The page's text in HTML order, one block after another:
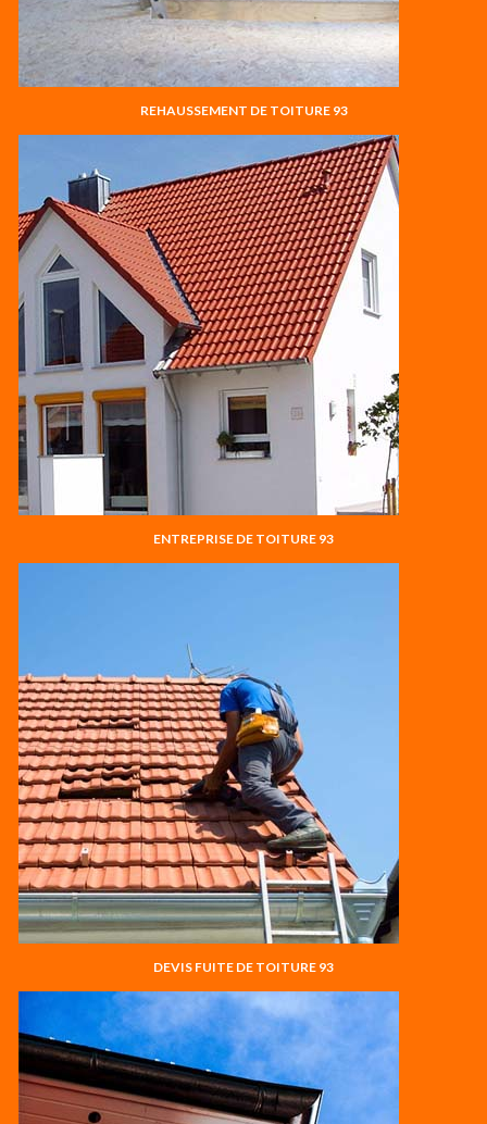
REHAUSSEMENT DE TOITURE 93
ENTREPRISE DE TOITURE 93
DEVIS FUITE DE TOITURE 93